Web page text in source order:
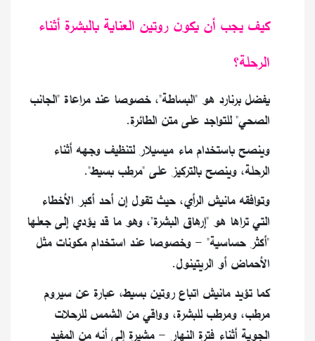
كيف يجب أن يكون روتين العناية بالبشرة أثناء
الرحلة؟
يفضل برنارد هو "البساطة"، خصوصا عند مراعاة "الجانب
الصحي" للتواجد على متن الطائرة.
وينصح باستخدام ماء ميسيلار لتنظيف وجهه أثناء
الرحلة، وينصح بالتركيز على "مرطب بسيط".
وتوافقه مانيش الرأي، حيث تقول إن أحد أكبر الأخطاء
التي تراها هو "إرهاق البشرة"، وهو ما قد يؤدي إلى جعلها
"أكثر حساسية" - وخصوصا عند استخدام مكونات مثل
الأحماض أو الريتينول.
كما تؤيد مانيش اتباع روتين بسيط، عبارة عن سيروم
مرطب، ومرطب للبشرة، وواقي من الشمس للرحلات
الجوية أثناء فترة النهار - مشيرة إلى أنه من المفيد